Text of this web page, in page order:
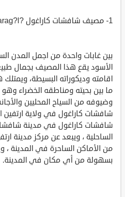
1- مصيف شافشات كاراغول ?av?at Karag?l
بين غابات واحدة من اجمل المدن
الأسود يقع هذا المصيف بجمال
اقامته وديكوراته البسيطة،
ما بين بحيته ومناطقه الخضراء
وضيوفه من السياح المحليين
شافشات كاراغول في ولاية ارتفين
شافشات كاراغول في مدينة شافشات
من الأماكن الساحرة في المدينة ،
بسهولة من أي مكان في المدينة.